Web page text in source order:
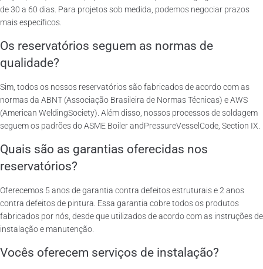
de 30 a 60 dias. Para projetos sob medida, podemos negociar prazos
mais específicos.
Os reservatórios seguem as normas de
qualidade?
Sim, todos os nossos reservatórios são fabricados de acordo com as
normas da ABNT (Associação Brasileira de Normas Técnicas) e AWS
(American WeldingSociety). Além disso, nossos processos de soldagem
seguem os padrões do ASME Boiler andPressureVesselCode, Section IX.
Quais são as garantias oferecidas nos
reservatórios?
Oferecemos 5 anos de garantia contra defeitos estruturais e 2 anos
contra defeitos de pintura. Essa garantia cobre todos os produtos
fabricados por nós, desde que utilizados de acordo com as instruções de
instalação e manutenção.
Vocês oferecem serviços de instalação?